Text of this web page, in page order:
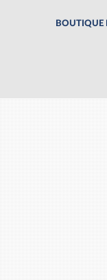
BOUTIQUE